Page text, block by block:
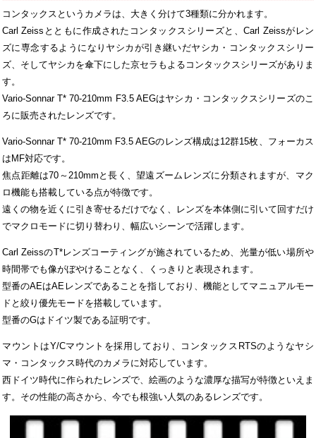
コンタックスというカメラは、大きく分けて3種類に分かれます。
Carl Zeissとともに作成されたコンタックスシリーズと、Carl Zeissがレン
ズに専念するようになりヤシカが引き継いだヤシカ・コンタックスシリー
ズ、そしてヤシカを傘下にした京セラもよるコンタックスシリーズがありま
す。
Vario-Sonnar T* 70-210mm F3.5 AEGはヤシカ・コンタックスシリーズのこ
ろに販売されたレンズです。
Vario-Sonnar T* 70-210mm F3.5 AEGのレンズ構成は12群15枚、フォーカス
はMF対応です。
焦点距離は70～210mmと長く、望遠ズームレンズに分類されますが、マク
ロ機能も搭載している点が特徴です。
遠くの物を近くに引き寄せるだけでなく、レンズを本体側に引いて回すだけ
でマクロモードに切り替わり、幅広いシーンで活躍します。
Carl ZeissのT*レンズコーティングが施されているため、光量が低い場所や
時間帯でも像がぼやけることなく、くっきりと表現されます。
型番のAEはAEレンズであることを指しており、機能としてマニュアルモー
ドと絞り優先モードを搭載しています。
型番のGはドイツ製である証明です。
マウントはY/Cマウントを採用しており、コンタックスRTSのようなヤシ
マ・コンタックス時代のカメラに対応しています。
西ドイツ時代に作られたレンズで、絵画のような濃厚な描写が特徴といえま
す。その性能の高さから、今でも根強い人気のあるレンズです。